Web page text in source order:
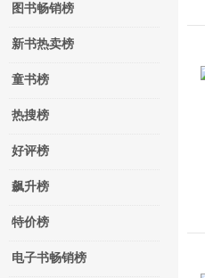
图书畅销榜
新书热卖榜
童书榜
热搜榜
好评榜
飙升榜
特价榜
电子书畅销榜